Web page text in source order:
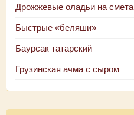
Дрожжевые оладьи на
Быстрые «беляши»
Баурсак татарский
Грузинская ачма с сыром